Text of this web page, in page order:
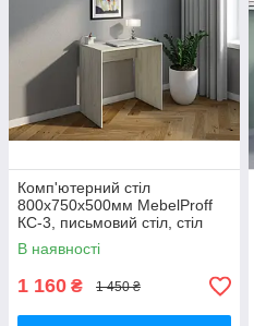
Комп'ютерний стіл
800х750х500мм MebelProff
КС-3, письмовий стіл, стіл
для ноутбука
В наявності
1 160 ₴ 1 450 ₴